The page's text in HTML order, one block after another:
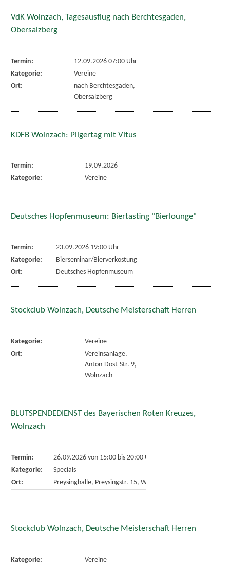
VdK Wolnzach, Tagesausflug nach Berchtesgaden,
Obersalzberg
Termin:
12.09.2026 07:00 Uhr
Kategorie:
Vereine
Ort:
nach Berchtesgaden,
Obersalzberg
KDFB Wolnzach: Pilgertag mit Vitus
Termin:
19.09.2026
Kategorie:
Vereine
Deutsches Hopfenmuseum: Biertasting "Bierlounge"
Termin:
23.09.2026 19:00 Uhr
Kategorie:
Bierseminar/Bierverkostung
Ort:
Deutsches Hopfenmuseum
Stockclub Wolnzach, Deutsche Meisterschaft Herren
Kategorie:
Vereine
Ort:
Vereinsanlage,
Anton-Dost-Str. 9,
Wolnzach
BLUTSPENDEDIENST des Bayerischen Roten Kreuzes,
Wolnzach
Termin: 26.09.2026 von 15:00bis 20:00 Uhr
Kategorie:
Specials
Ort:
Preysinghalle, Preysingstr. 15, Wolnzach
Stockclub Wolnzach, Deutsche Meisterschaft Herren
Kategorie:
Vereine